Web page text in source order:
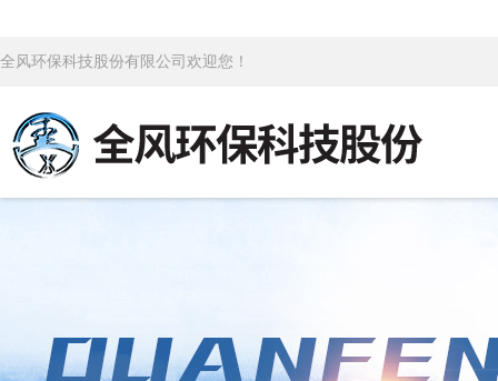
全风环保科技股份有限公司欢迎您！